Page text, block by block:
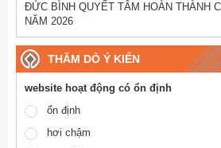
ĐỨC BÌNH QUYẾT TÂM HOÀN THÀNH
NĂM 2026
THĂM DÒ Ý KIẾN
website hoạt động có ổn định
ổn định
hơi chậm